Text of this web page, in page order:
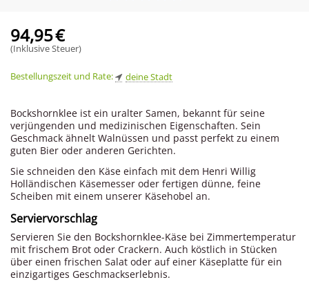
94,95€
(Inklusive Steuer)
Bestellungszeit und Rate: deine Stadt
Bockshornklee ist ein uralter Samen, bekannt für seine
verjüngenden und medizinischen Eigenschaften. Sein
Geschmack ähnelt Walnüssen und passt perfekt zu einem
guten Bier oder anderen Gerichten.
Sie schneiden den Käse einfach mit dem Henri Willig
Holländischen Käsemesser oder fertigen dünne, feine
Scheiben mit einem unserer Käsehobel an.
Serviervorschlag
Servieren Sie den Bockshornklee-Käse bei Zimmertemperatur
mit frischem Brot oder Crackern. Auch köstlich in Stücken
über einen frischen Salat oder auf einer Käseplatte für ein
einzigartiges Geschmackserlebnis.